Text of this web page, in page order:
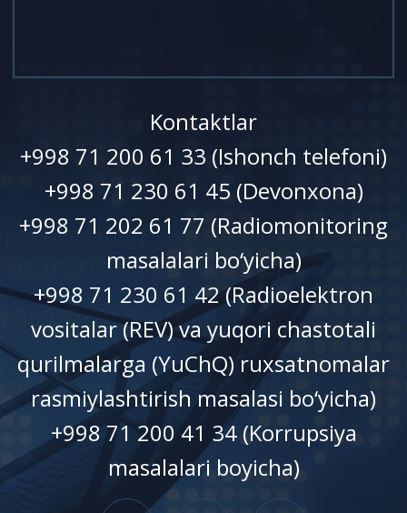
Kontaktlar
+998 71 200 61 33 (Ishonch telefoni)
+998 71 230 61 45 (Devonxonа)
+998 71 202 61 77 (Radiomonitoring
masalalari bo‘yicha)
+998 71 230 61 42 (Radioelektron
vositalar (REV) va yuqori chastotali
qurilmalarga (YuChQ) ruxsatnomalar
rasmiylashtirish masalasi bo‘yicha)
+998 71 200 41 34 (Korrupsiya
masalalari boyicha)